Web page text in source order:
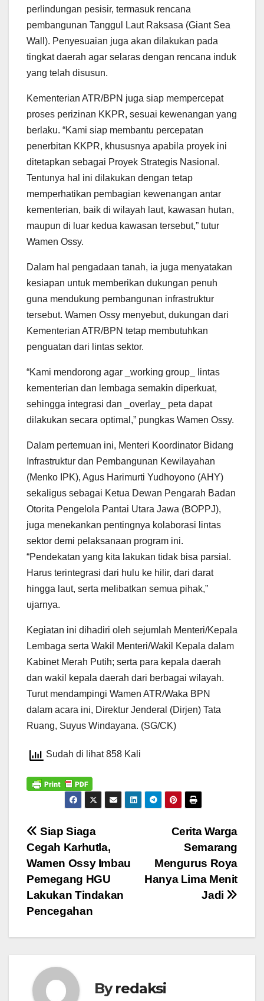
perlindungan pesisir, termasuk rencana
pembangunan Tanggul Laut Raksasa (Giant Sea
Wall). Penyesuaian juga akan dilakukan pada
tingkat daerah agar selaras dengan rencana induk
yang telah disusun.
Kementerian ATR/BPN juga siap mempercepat
proses perizinan KKPR, sesuai kewenangan yang
berlaku. “Kami siap membantu percepatan
penerbitan KKPR, khususnya apabila proyek ini
ditetapkan sebagai Proyek Strategis Nasional.
Tentunya hal ini dilakukan dengan tetap
memperhatikan pembagian kewenangan antar
kementerian, baik di wilayah laut, kawasan hutan,
maupun di luar kedua kawasan tersebut,” tutur
Wamen Ossy.
Dalam hal pengadaan tanah, ia juga menyatakan
kesiapan untuk memberikan dukungan penuh
guna mendukung pembangunan infrastruktur
tersebut. Wamen Ossy menyebut, dukungan dari
Kementerian ATR/BPN tetap membutuhkan
penguatan dari lintas sektor.
“Kami mendorong agar _working group_ lintas
kementerian dan lembaga semakin diperkuat,
sehingga integrasi dan _overlay_ peta dapat
dilakukan secara optimal,” pungkas Wamen Ossy.
Dalam pertemuan ini, Menteri Koordinator Bidang
Infrastruktur dan Pembangunan Kewilayahan
(Menko IPK), Agus Harimurti Yudhoyono (AHY)
sekaligus sebagai Ketua Dewan Pengarah Badan
Otorita Pengelola Pantai Utara Jawa (BOPPJ),
juga menekankan pentingnya kolaborasi lintas
sektor demi pelaksanaan program ini.
“Pendekatan yang kita lakukan tidak bisa parsial.
Harus terintegrasi dari hulu ke hilir, dari darat
hingga laut, serta melibatkan semua pihak,”
ujarnya.
Kegiatan ini dihadiri oleh sejumlah Menteri/Kepala
Lembaga serta Wakil Menteri/Wakil Kepala dalam
Kabinet Merah Putih; serta para kepala daerah
dan wakil kepala daerah dari berbagai wilayah.
Turut mendampingi Wamen ATR/Waka BPN
dalam acara ini, Direktur Jenderal (Dirjen) Tata
Ruang, Suyus Windayana. (SG/CK)
Sudah di lihat 858 Kali
Navigasi
pos
Cerita Warga
Semarang
Mengurus Roya
Hanya Lima Menit
Jadi
Siap Siaga
Cegah Karhutla,
Wamen Ossy Imbau
Pemegang HGU
Lakukan Tindakan
Pencegahan
Byredaksi